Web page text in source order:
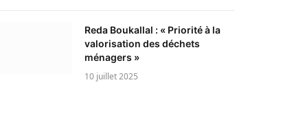
Reda Boukallal : « Priorité à la
valorisation des déchets
ménagers »
10 juillet 2025